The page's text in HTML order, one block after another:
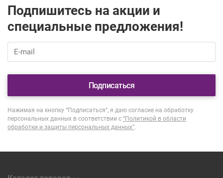
Подпишитесь на акции и
специальные предложения!
Подписаться
Нажимая на кнопку “Подписаться”, я даю согласие на обработку
персональных данных в соответствии с “Политикой в области
обработки и защиты персональных данных”.